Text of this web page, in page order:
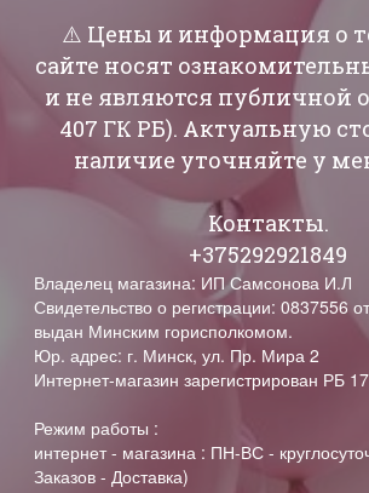
⚠️ Цены и информация о
сайте носят
и не являются публичной
407 ГК РБ). Актуальную
наличие уточняйте у
Контакты.
+375292921849
Владелец магазина: ИП Самсонова И.Л
Свидетельство о регистрации: 0837556
выдан Минским горисполкомом.
Юр. адрес: г. Минск, ул. Пр. Мира 2
Интернет-магазин зарегистрирован РБ
Режим работы :
интернет - магазина : ПН-ВС -
Заказов - Доставка)